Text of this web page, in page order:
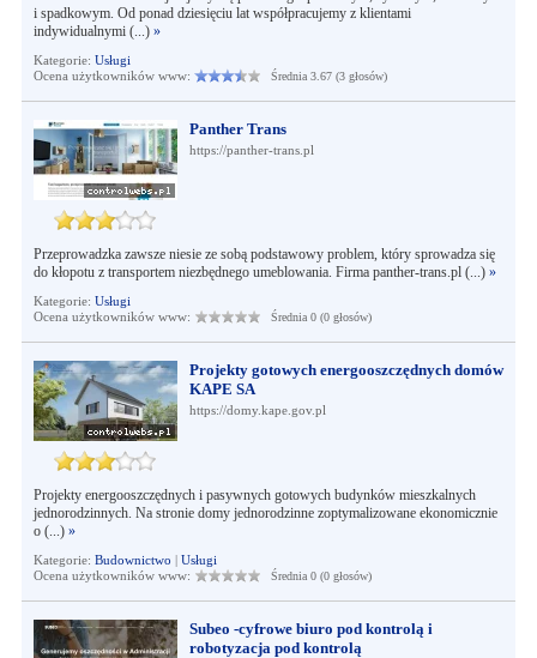
i spadkowym. Od ponad dziesięciu lat współpracujemy z klientami
indywidualnymi (...) »
Kategorie: Usługi
Ocena użytkowników www:
Średnia 3.67 (3 głosów)
Panther Trans
https://panther-trans.pl
Przeprowadzka zawsze niesie ze sobą podstawowy problem, który sprowadza się
do kłopotu z transportem niezbędnego umeblowania. Firma panther-trans.pl (...) »
Kategorie: Usługi
Ocena użytkowników www:
Średnia 0 (0 głosów)
Projekty gotowych energooszczędnych domów
KAPE SA
https://domy.kape.gov.pl
Projekty energooszczędnych i pasywnych gotowych budynków mieszkalnych
jednorodzinnych. Na stronie domy jednorodzinne zoptymalizowane ekonomicznie
o (...) »
Kategorie: Budownictwo | Usługi
Ocena użytkowników www:
Średnia 0 (0 głosów)
Subeo -cyfrowe biuro pod kontrolą i
robotyzacja pod kontrolą